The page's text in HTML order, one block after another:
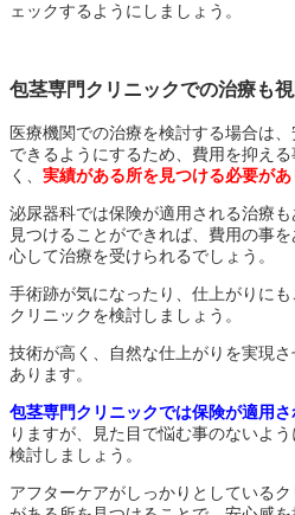
ェックするようにしましょう。
包茎専門クリニックでの治療も
医療機関での治療を検討する場合は
できるようにするため、費用を抑え
く、 実績がある所を見つける必要があ
泌尿器科では保険が適用される治療
見つけることができれば、費用の事
心して治療を受けられるでしょう。
手術跡が気になったり、仕上がりに
クリニックを検討しましょう。
技術が高く、自然な仕上がりを実現
あります。
包茎専門クリニックでは保険が適用さ
りますが、見た目で悩む事のないよ
検討しましょう。
アフターケアがしっかりとしている